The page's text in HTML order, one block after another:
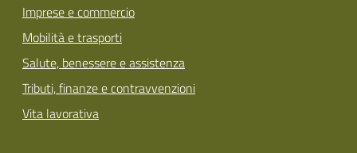
Imprese e commercio
Mobilità e trasporti
Salute, benessere e assistenza
Tributi, finanze e contravvenzioni
Vita lavorativa